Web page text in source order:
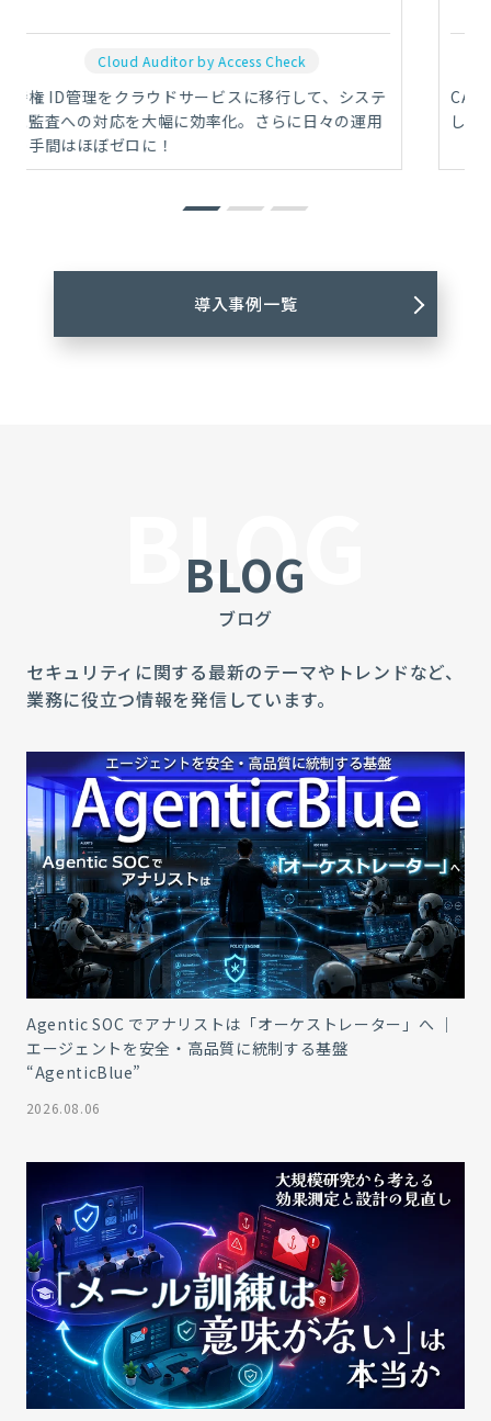
Cloud Auditor by Access Check
特権 ID管理をクラウドサービスに移行して、システ
ム監査への対応を大幅に効率化。さらに日々の運用
の手間はほぼゼロに！
導入事例一覧
BLOG
BLOG
ブログ
セキュリティに関する最新のテーマやトレンドなど、
業務に役立つ情報を発信しています。
Agentic SOC でアナリストは「オーケストレーター」へ ｜
エージェントを安全・高品質に統制する基盤
“AgenticBlue”
2026.08.06